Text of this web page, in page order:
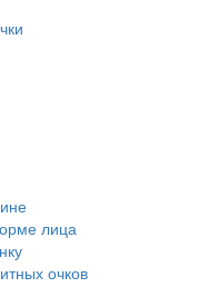
лица
очков